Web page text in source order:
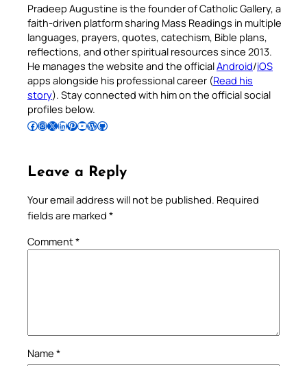
Pradeep Augustine is the founder of Catholic Gallery, a
faith-driven platform sharing Mass Readings in multiple
languages, prayers, quotes, catechism, Bible plans,
reflections, and other spiritual resources since 2013.
He manages the website and the officialAndroid/iOS
apps alongside his professional career (Read his
story). Stay connected with him on the official social
profiles below.
Follow Pradeep on Facebook Follow Pradeep on InstagramFollow Pradeep on X Follow Pradeep on LinkedIn Follow Pradeep on Pinterest Subscribe to Pradeep’s Youtube Channel Follow Pradeep on WordPress Follow Pradeep on GitHub
Leave a Reply
Your email address will not be published. Required
fields are marked *
Comment*
Name *